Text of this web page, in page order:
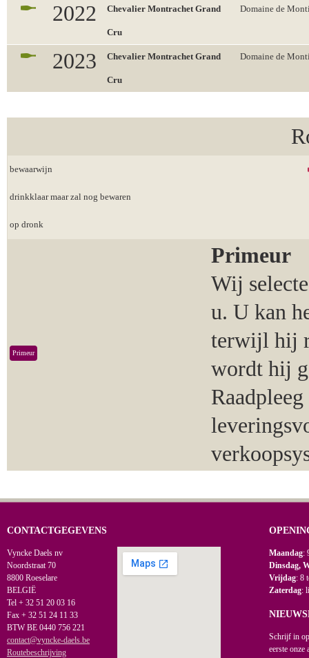
2022 Chevalier Montrachet Grand
Cru
Domaine de
2023 Chevalier Montrachet Grand
Cru
Domaine de
bewaarwijn
drinkklaar maar zal nog bewaren
op dronk
Primeur
Primeur
Wij
u. U kan
terwijl hij
wordt hij
CONTACTGEGEVENS
Vyncke Daels nv
Noordstraat 70
8800 Roeselare
BELGIË
Tel + 32 51 20 03 16
Fax + 32 51 24 11 33
BTW BE 0440 756 221
contact@vyncke-daels.be
Routebeschrijving
Maandag:
Dinsdag,
Vrijdag: 8
Zaterdag:
Schrijf in
eerste onze